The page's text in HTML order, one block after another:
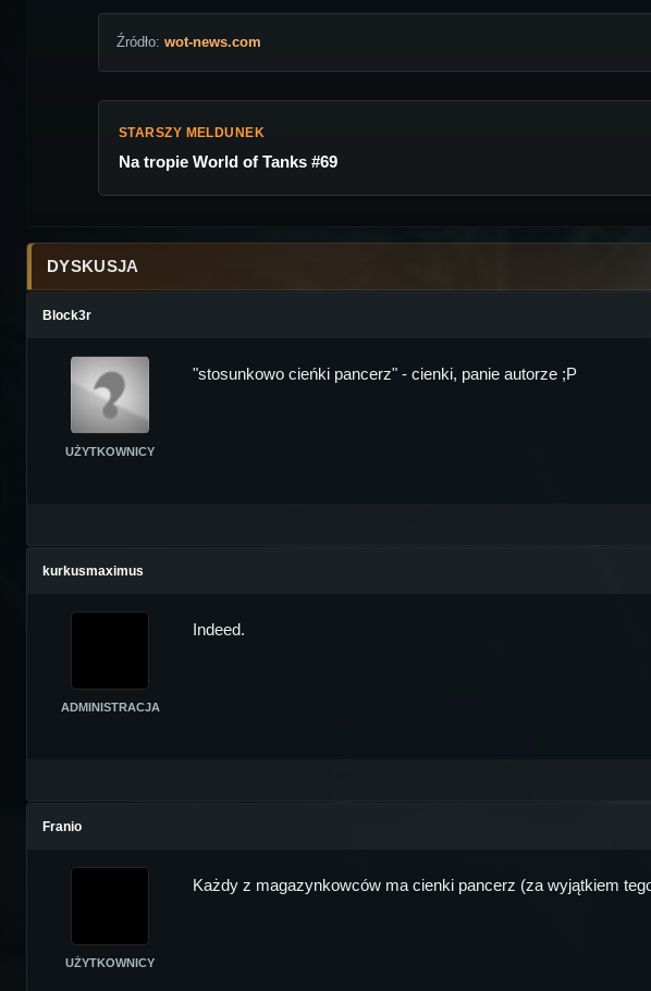
Źródło: wot-news.com
STARSZY MELDUNEK
Na tropie World of Tanks #69
DYSKUSJA
Block3r
UŻYTKOWNICY
"stosunkowo cieńki pancerz" - cienki, panie autorze ;P
kurkusmaximus
ADMINISTRACJA
Indeed.
Franio
UŻYTKOWNICY
Każdy z magazynkowców ma cienki pancerz (za wyjątkiem